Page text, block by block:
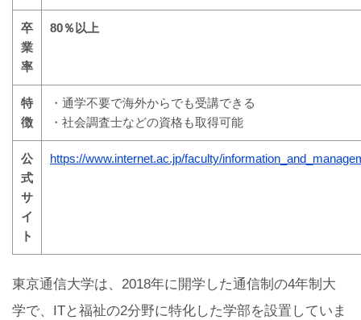
卒
業
率
80％以上
特
徴
・通学不要で海外からでも受講できる
・社会調査士などの資格も取得可能
公
式
サ
イ
ト
https://www.internet.ac.jp/faculty/
東京通信大学は、2018年に開学した通信制の4年制大
学で、ITと福祉の2分野に特化した学部を設置していま